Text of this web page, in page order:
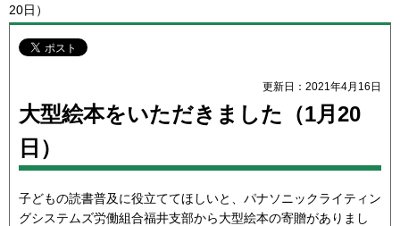
20日）
更新日：2021年4月16日
大型絵本をいただきました（1月20
日）
子どもの読書普及に役立ててほしいと、パナソニックライティン
グシステムズ労働組合福井支部から大型絵本の寄贈がありまし